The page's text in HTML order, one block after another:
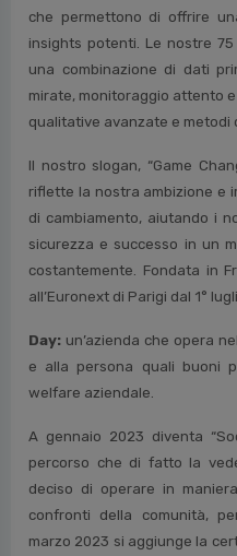
che permettono di offrire
insights potenti. Le nostre
una combinazione di dati
mirate, monitoraggio attento
qualitative avanzate e metodi
Il nostro slogan, “Game
riflette la nostra ambizione e
di cambiamento, aiutando i
sicurezza e successo in un
costantemente. Fondata in
all’Euronext di Parigi dal 1°
Day: un’azienda che opera
e alla persona quali buoni
welfare aziendale.
A gennaio 2023 diventa
percorso che di fatto la
deciso di operare in
confronti della comunità,
marzo 2023 si aggiunge la